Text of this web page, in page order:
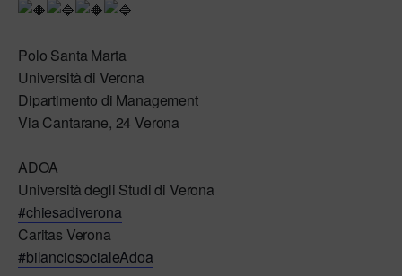
Polo Santa Marta
Università di Verona
Dipartimento di Management
Via Cantarane, 24 Verona
ADOA
Università degli Studi di Verona
#chiesadiverona
Caritas Verona
#bilanciosocialeAdoa